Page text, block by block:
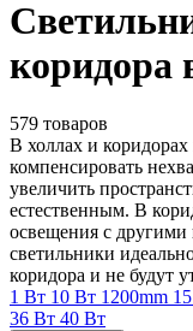
коридора
579 товаров
В холлах и коридорах
компенсировать
увеличить
естественным. В
освещения с
светильники
коридора и не будут
1 Вт 10 Вт 1200mm
36 Вт 40 Вт